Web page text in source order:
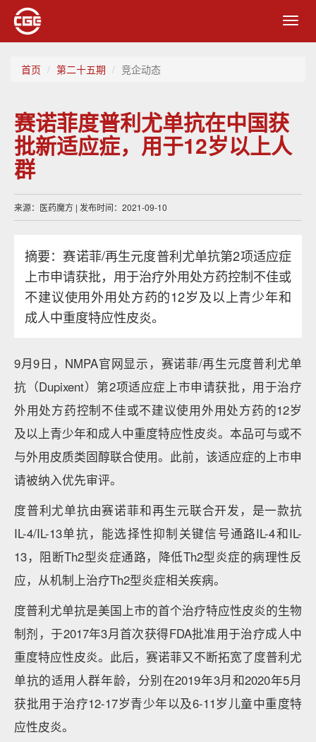
首页 第二十五期 竞企动态
赛诺菲度普利尤单抗在中国获
批新适应症，用于12岁以上人
群
来源：医药魔方 | 发布时间：2021-09-10
摘要：赛诺菲/再生元度普利尤单抗第2项适应症
上市申请获批，用于治疗外用处方药控制不佳或
不建议使用外用处方药的12岁及以上青少年和
成人中重度特应性皮炎。
9月9日，NMPA官网显示，赛诺菲/再生元度普利尤单
抗（Dupixent）第2项适应症上市申请获批，用于治疗
外用处方药控制不佳或不建议使用外用处方药的12岁
及以上青少年和成人中重度特应性皮炎。本品可与或不
与外用皮质类固醇联合使用。此前，该适应症的上市申
请被纳入优先审评。
度普利尤单抗由赛诺菲和再生元联合开发，是一款抗
IL-4/IL-13单抗，能选择性抑制关键信号通路IL-4和IL-
13，阻断Th2型炎症通路，降低Th2型炎症的病理性反
应，从机制上治疗Th2型炎症相关疾病。
度普利尤单抗是美国上市的首个治疗特应性皮炎的生物
制剂，于2017年3月首次获得FDA批准用于治疗成人中
重度特应性皮炎。此后，赛诺菲又不断拓宽了度普利尤
单抗的适用人群年龄，分别在2019年3月和2020年5月
获批用于治疗12-17岁青少年以及6-11岁儿童中重度特
应性皮炎。